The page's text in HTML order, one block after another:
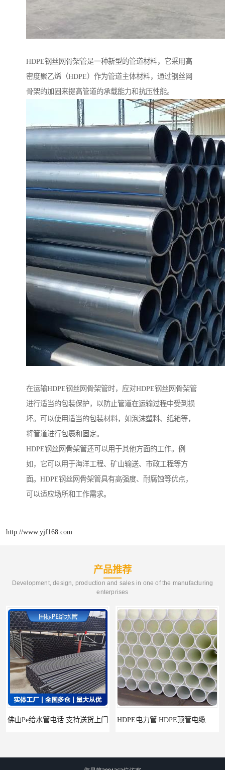
HDPE钢丝网骨架管是一种新型的管道材料，它采用高
密度聚乙烯（HDPE）作为管道主体材料，通过钢丝网
骨架的加固来提高管道的承载能力和抗压性能。
在运输HDPE钢丝网骨架管时，应对HDPE钢丝网骨架管
进行适当的包装保护，以防止管道在运输过程中受到损
坏。可以使用适当的包装材料，如泡沫塑料、纸箱等，
将管道进行包裹和固定。
HDPE钢丝网骨架管还可以用于其他方面的工作。例
如，它可以用于海洋工程、矿山输送、市政工程等方
面。HDPE钢丝网骨架管具有高强度、耐腐蚀等优点，
可以适应场所和工作需求。
http://www.yjf168.com
产品推荐
Development, design, production and sales in one of the manufacturing
enterprises
佛山Pe给水管电话 支持送货上门